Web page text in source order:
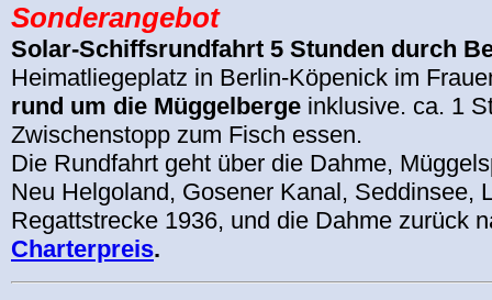
Sonderangebot
Solar-Schiffsrundfahrt 5 Stunden durch
Heimatliegeplatz in Berlin-Köpenick im
rund um die Müggelberge inklusive. ca. 1
Zwischenstopp zum Fisch essen.
Die Rundfahrt geht über die Dahme,
Neu Helgoland, Gosener Kanal, Seddinsee,
Regattstrecke 1936, und die Dahme zurück
Charterpreis.